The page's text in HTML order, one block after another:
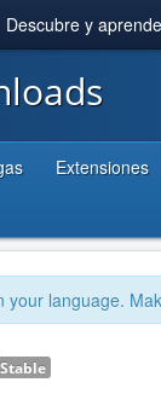
Descubre y aprende
Extensiones
language.
Stable